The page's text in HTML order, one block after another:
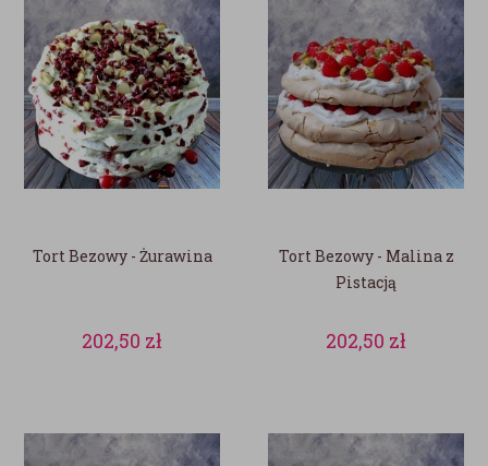
Tort Bezowy - Żurawina
202,50 zł
Tort Bezowy - Malina z
Pistacją
202,50 zł